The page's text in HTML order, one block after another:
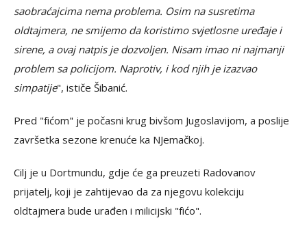
saobraćajcima nema problema. Osim na susretima
oldtajmera, ne smijemo da koristimo svjetlosne uređaje i
sirene, a ovaj natpis je dozvoljen. Nisam imao ni najmanji
problem sa policijom. Naprotiv, i kod njih je izazvao
simpatije", ističe Šibanić.
Pred "fićom" je počasni krug bivšom Jugoslavijom, a poslije
završetka sezone krenuće ka NJemačkoj.
Cilj je u Dortmundu, gdje će ga preuzeti Radovanov
prijatelj, koji je zahtijevao da za njegovu kolekciju
oldtajmera bude urađen i milicijski "fićo".